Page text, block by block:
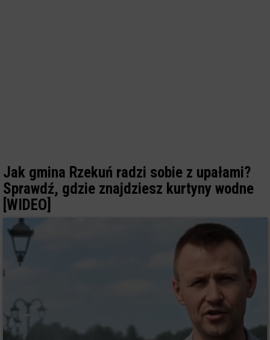
Jak gmina Rzekuń radzi sobie z upałami?
Sprawdź, gdzie znajdziesz kurtyny wodne
[WIDEO]